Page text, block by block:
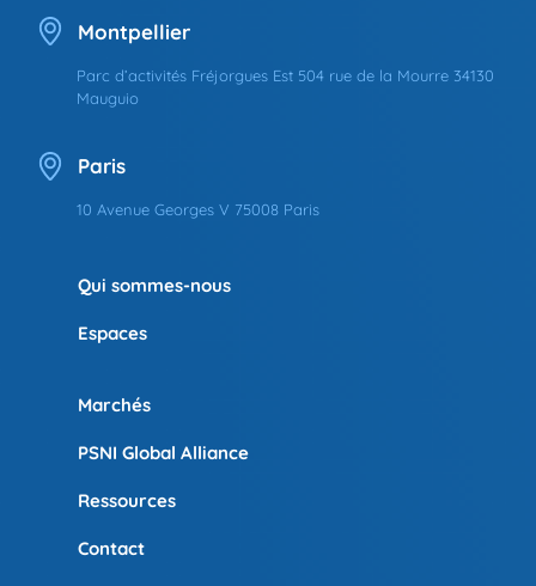
Montpellier
Parc d’activités Fréjorgues Est 504 rue de la Mourre 34130
Mauguio
Paris
10 Avenue Georges V 75008 Paris
Qui sommes-nous
Espaces
Marchés
PSNI Global Alliance
Ressources
Contact